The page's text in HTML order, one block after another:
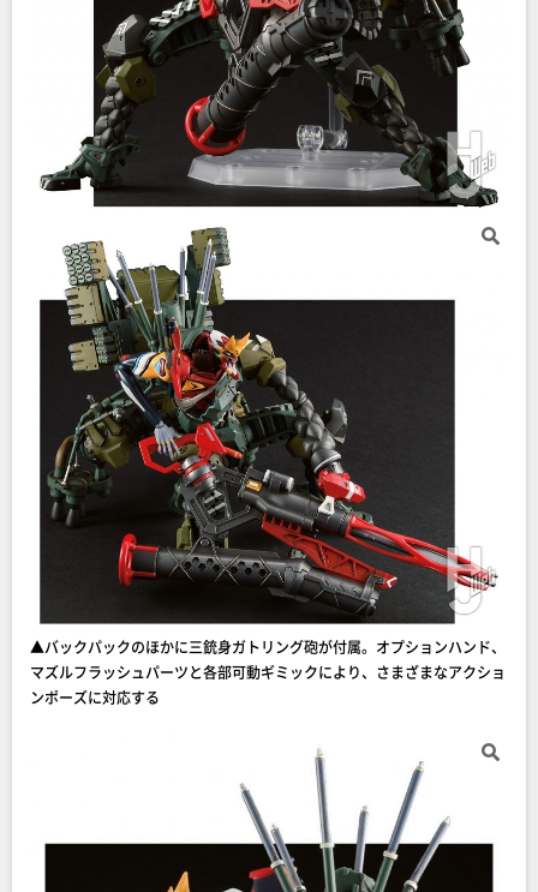
▲バックパックのほかに三銃身ガトリング砲が付属。オプションハンド、
マズルフラッシュパーツと各部可動ギミックにより、さまざまなアクショ
ンポーズに対応する